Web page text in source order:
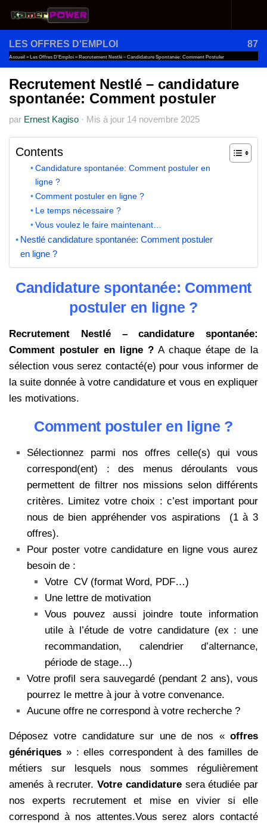
Au dessous du contenu
LES OFFRES D'EMPLOI 87
Accueil » Les Offres D'Emploi » Recrutement Nestlé – Candidature Spontanée: Comment Postuler
Recrutement Nestlé – candidature
spontanée: Comment postuler
par Ernest Kagiso · Mis à jour 14 novembre 2025
Contents
Candidature spontanée: Comment postuler en
ligne ?
Comment postuler en ligne ?
Le temps nécessaire ?
Vous voulez le faire maintenant…
Nestlé candidature spontanée: Comment postuler
en ligne ?
Candidature spontanée: Comment
postuler en ligne ?
Recrutement Nestlé – candidature spontanée:
Comment postuler en ligne ? A chaque étape de la
sélection vous serez contacté(e) pour vous informer de
la suite donnée à votre candidature et vous en expliquer
les motivations.
Comment postuler en ligne ?
Sélectionnez parmi nos offres celle(s) qui vous
correspond(ent) : des menus déroulants vous
permettent de filtrer nos missions selon différents
critères. Limitez votre choix : c’est important pour
nous de bien appréhender vos aspirations (1 à 3
offres).
Pour poster votre candidature en ligne vous aurez
besoin de :
Votre CV (format Word, PDF…)
Une lettre de motivation
Vous pouvez aussi joindre toute information
utile à l’étude de votre candidature (ex : une
recommandation, calendrier d’alternance,
période de stage…)
Votre profil sera sauvegardé (pendant 2 ans), vous
pourrez le mettre à jour à votre convenance.
Aucune offre ne correspond à votre recherche ?
Déposez votre candidature sur une de nos « offres
génériques » : elles correspondent à des familles de
métiers sur lesquels nous sommes régulièrement
amenés à recruter.Votre candidaturesera étudiée par
nos experts recrutement et mise en vivier si elle
correspond à nos attentes.Vous serez alors contacté